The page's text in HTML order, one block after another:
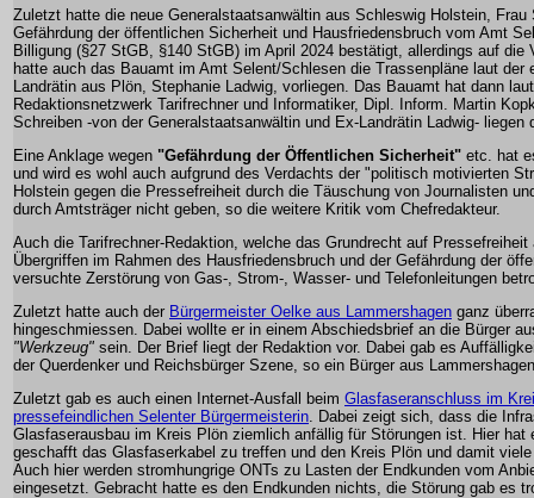
Zuletzt hatte die neue Generalstaatsanwältin aus Schleswig Holstein, Frau
Gefährdung der öffentlichen Sicherheit und Hausfriedensbruch vom Amt
Billigung (§27 StGB, §140 StGB) im April 2024 bestätigt, allerdings auf die
hatte auch das Bauamt im Amt Selent/Schlesen die Trassenpläne laut der
Landrätin aus Plön, Stephanie Ladwig, vorliegen. Das Bauamt hat dann
Redaktionsnetzwerk Tarifrechner und Informatiker, Dipl. Inform. Martin
Schreiben -von der Generalstaatsanwältin und Ex-Landrätin Ladwig- liegen
Eine Anklage wegen "Gefährdung der Öffentlichen Sicherheit" etc. hat
und wird es wohl auch aufgrund des Verdachts der "politisch motivierten
Holstein gegen die Pressefreiheit durch die Täuschung von Journalisten
durch Amtsträger nicht geben, so die weitere Kritik vom Chefredakteur.
Auch die Tarifrechner-Redaktion, welche das Grundrecht auf
Übergriffen im Rahmen des Hausfriedensbruch und der Gefährdung der
versuchte Zerstörung von Gas-, Strom-, Wasser- und Telefonleitungen
Zuletzt hatte auch der Bürgermeister Oelke aus Lammershagen ganz
hingeschmiessen. Dabei wollte er in einem Abschiedsbrief an die Bürger
"Werkzeug" sein. Der Brief liegt der Redaktion vor. Dabei gab es
der Querdenker und Reichsbürger Szene, so ein Bürger aus
Zuletzt gab es auch einen Internet-Ausfall beim Glasfaseranschluss im
pressefeindlichen Selenter Bürgermeisterin . Dabei zeigt sich, dass die
Glasfaserausbau im Kreis Plön ziemlich anfällig für Störungen ist. Hier hat
geschafft das Glasfaserkabel zu treffen und den Kreis Plön und damit
Auch hier werden stromhungrige ONTs zu Lasten der Endkunden vom
eingesetzt. Gebracht hatte es den Endkunden nichts, die Störung gab es